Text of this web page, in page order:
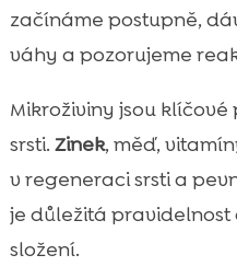
začínáme postupně,
váhy a pozorujeme
Mikroživiny jsou
srsti. Zinek, měď,
v regeneraci srsti a
je důležitá
složení.